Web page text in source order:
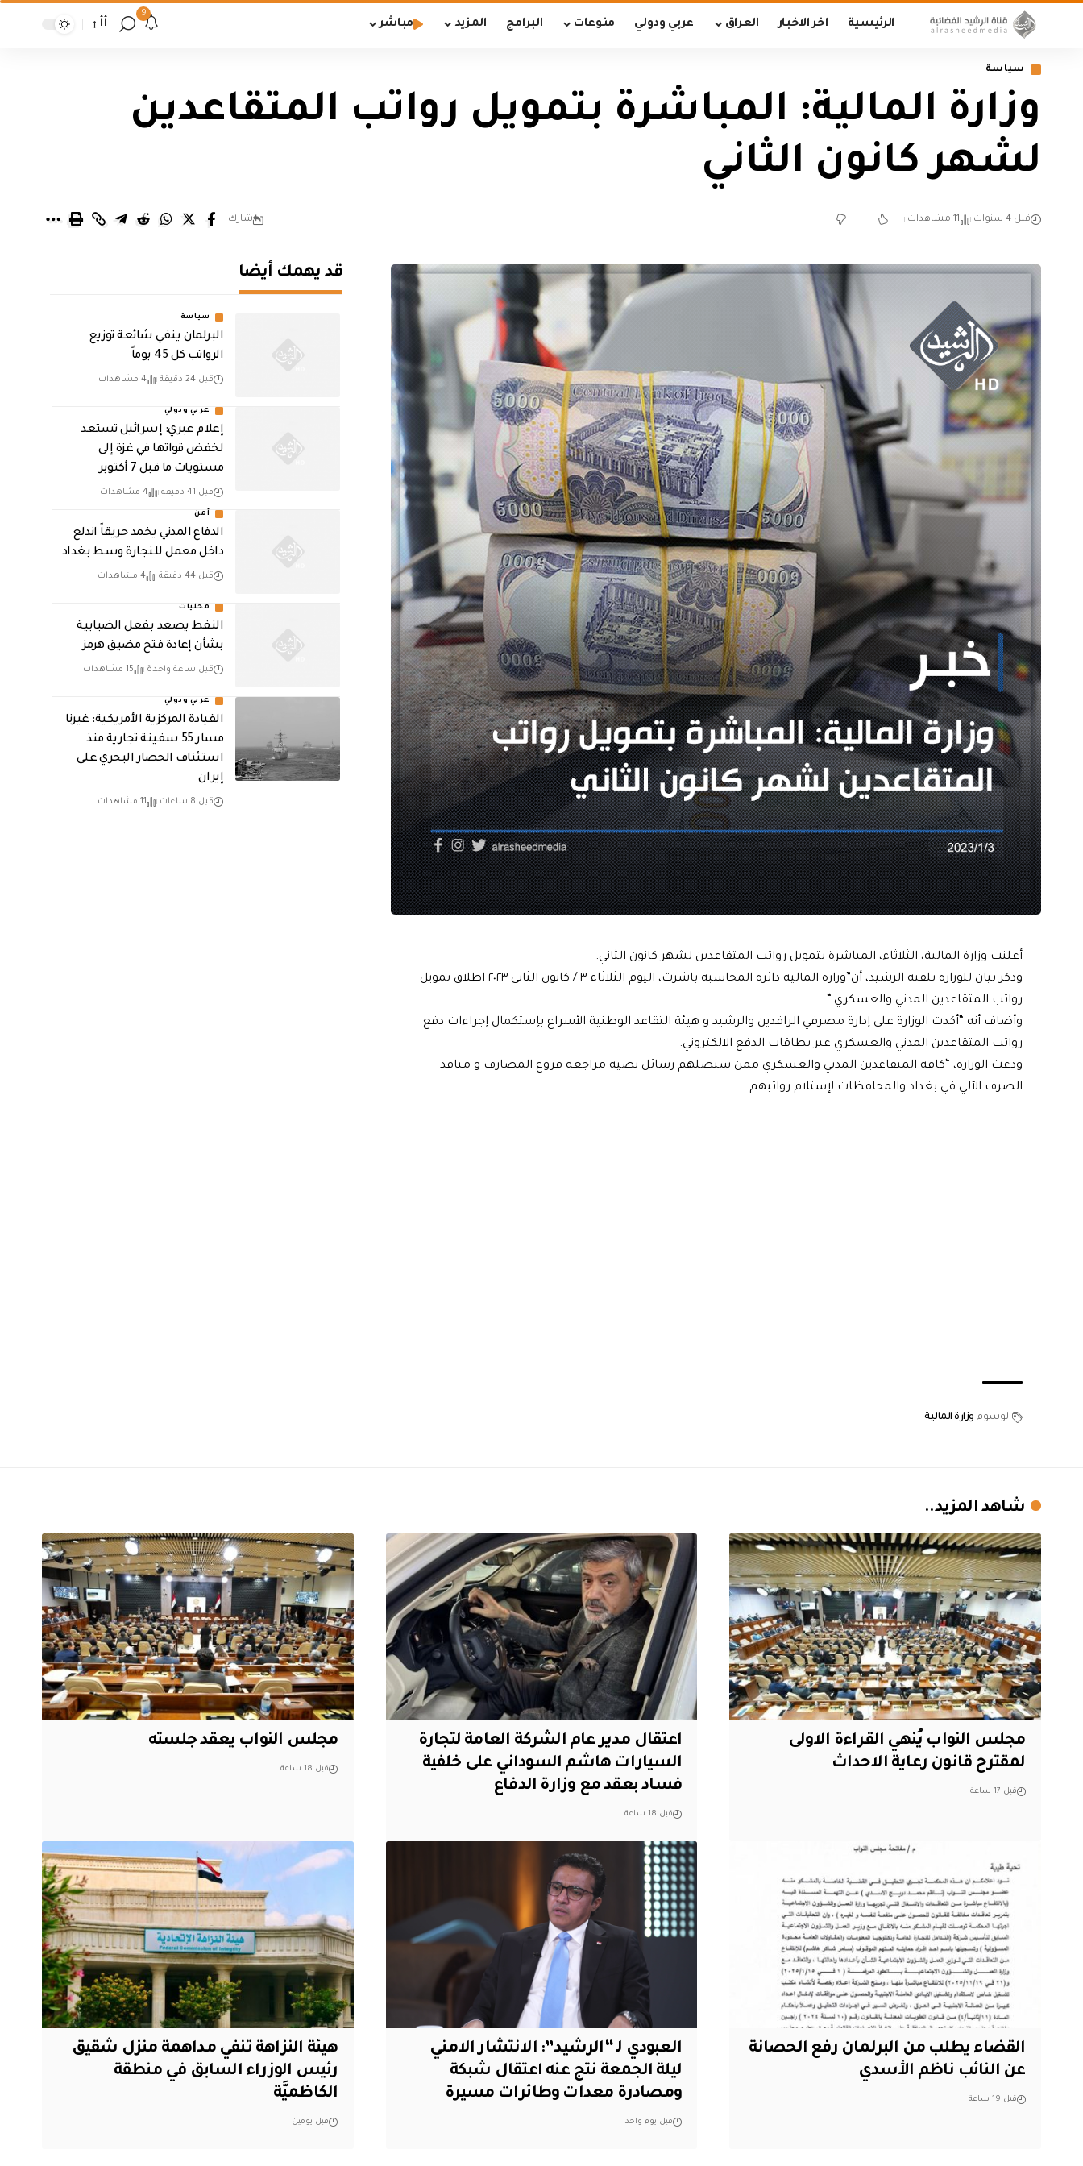
الرئيسية اخر الاخبار العراق عربي ودولي منوعات البرامج المزيد مباشر
9
أأ
سياسة
وزارة المالية: المباشرة بتمويل رواتب المتقاعدين
لشهر كانون الثاني
قبل 4 سنوات 11 مشاهدات شارك
أعلنت وزارة المالية، الثلاثاء، المباشرة بتمويل رواتب المتقاعدين لشهر كانون الثاني.
وذكر بيان للوزارة تلقته الرشيد، أن”وزارة المالية دائرة المحاسبة باشرت، اليوم الثلاثاء ٣ / كانون الثاني ٢٠٢٣ اطلاق تمويل
رواتب المتقاعدين المدني والعسكري “.
وأضاف أنه “أكدت الوزارة على إدارة مصرفي الرافدين والرشيد و هيئة التقاعد الوطنية الأسراع بإستكمال إجراءات دفع
رواتب المتقاعدين المدني والعسكري عبر بطاقات الدفع الالكتروني.
ودعت الوزارة، “كافة المتقاعدين المدني والعسكري ممن ستصلهم رسائل نصية مراجعة فروع المصارف و منافذ
الصرف الآلي في بغداد والمحافظات لإستلام رواتبهم
الوسوم وزارة المالية
قد يهمك أيضا
سياسة
البرلمان ينفي شائعة توزيع
الرواتب كل 45 يوماً
قبل 24 دقيقة 4 مشاهدات
عربي ودولي
إعلام عبري: إسرائيل تستعد
لخفض قواتها في غزة إلى
مستويات ما قبل 7 أكتوبر
قبل 41 دقيقة 4 مشاهدات
أمن
الدفاع المدني يخمد حريقاً اندلع
داخل معمل للنجارة وسط بغداد
قبل 44 دقيقة 4 مشاهدات
محليات
النفط يصعد بفعل الضبابية
بشأن إعادة فتح مضيق هرمز
قبل ساعة واحدة 15 مشاهدات
عربي ودولي
القيادة المركزية الأمريكية: غيرنا
مسار 55 سفينة تجارية منذ
استئناف الحصار البحري على
إيران
قبل 8 ساعات 11 مشاهدات
شاهد المزيد..
مجلس النواب يُنهي القراءة الاولى
لمقترح قانون رعاية الاحداث
قبل 17 ساعة
اعتقال مدير عام الشركة العامة لتجارة
السيارات هاشم السوداني على خلفية
فساد بعقد مع وزارة الدفاع
قبل 18 ساعة
مجلس النواب يعقد جلسته
قبل 18 ساعة
القضاء يطلب من البرلمان رفع الحصانة
عن النائب ناظم الأسدي
قبل 19 ساعة
العبودي لـ “الرشيد”: الانتشار الامني
ليلة الجمعة نتج عنه اعتقال شبكة
ومصادرة معدات وطائرات مسيرة
قبل يوم واحد
هيئة النزاهة تنفي مداهمة منزل شقيق
رئيس الوزراء السابق في منطقة
الكاظميَّة
قبل يومين